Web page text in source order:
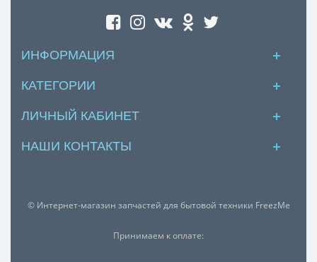
Достоинства:
ИНФОРМАЦИЯ
КАТЕГОРИИ
ЛИЧНЫЙ КАБИНЕТ
НАШИ КОНТАКТЫ
© Интернет-магазин запчастей для бытовой техники FreezMe
Принимаем к оплате: